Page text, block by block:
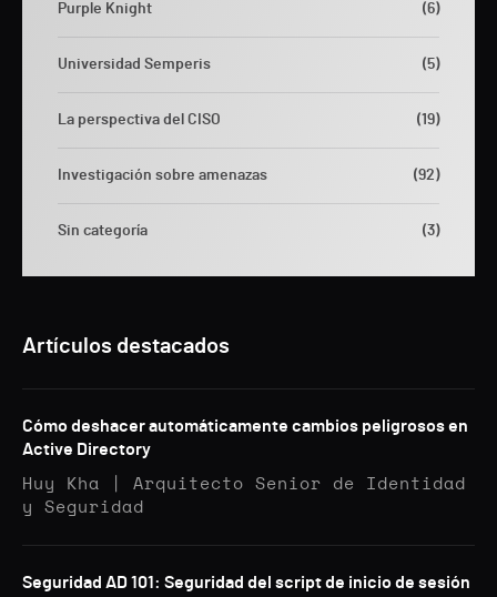
Purple Knight (6)
Universidad Semperis (5)
La perspectiva del CISO (19)
Investigación sobre amenazas (92)
Sin categoría (3)
Artículos destacados
Cómo deshacer automáticamente cambios peligrosos en
Active Directory
Huy Kha | Arquitecto Senior de Identidad
y Seguridad
Seguridad AD 101: Seguridad del script de inicio de sesión